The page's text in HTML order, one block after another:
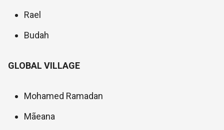
Rael
Budah
GLOBAL VILLAGE
Mohamed Ramadan
Mãeana